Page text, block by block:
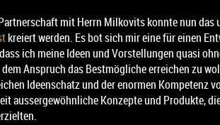
mit Herrn Milkovits konnte nun
kreiert werden. Es bot sich mir eine für einen
ich meine Ideen und Vorstellungen quasi
Anspruch das Bestmögliche erreichen zu
Ideenschatz und der enormen Kompetenz
aussergewöhnliche Konzepte und Produkte,